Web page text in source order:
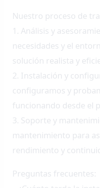
Nuestro proceso de
1. Análisis y
necesidades y el
solución realista y
2. Instalación y
configuramos y
funcionando desde el
3. Soporte y
mantenimiento para
rendimiento y
Preguntas frecuentes: